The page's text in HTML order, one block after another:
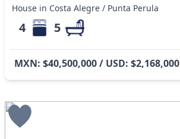
House in Costa Alegre / Punta Perula
4 5
MXN: $40,500,000 / USD: $2,168,000